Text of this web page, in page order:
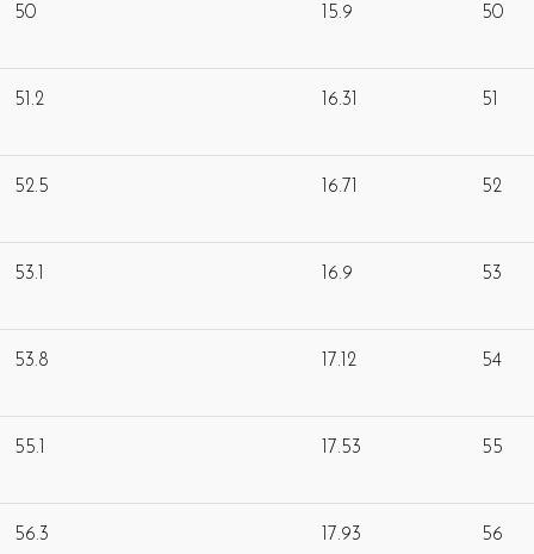
50 15.9 50
51.2 16.31 51
52.5 16.71 52
53.1 16.9 53
53.8 17.12 54
55.1 17.53 55
56.3 17.93 56